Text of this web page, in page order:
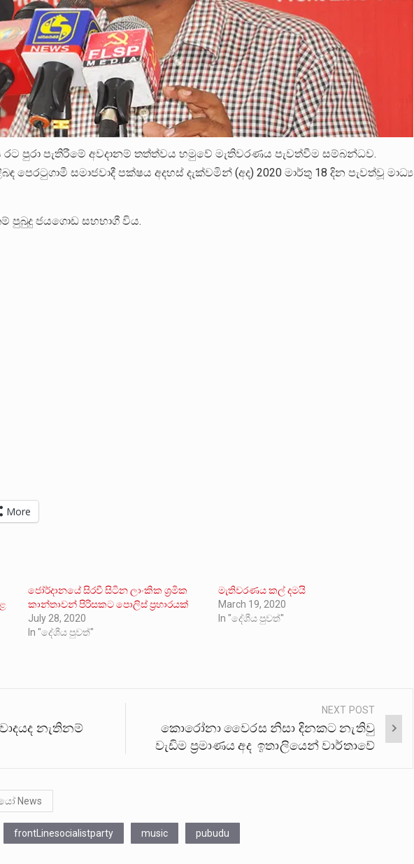
පුරා පැතිරීමේ අවදානම් තත්ත්වය හමුවේ මැතිවරණය පැවත්වීම සම්බන්ධව.
පෙරටුගාමී සමාජවාදී පක්ෂය අදහස් දැක්වමින් (අද) 2020 ‌‌මාර්තු 18 දින පැවත්වූ මාධ්‍ය
පුබුදු ජයගොඩ සහභාගී විය.
More
ජෝර්දානයේ සිරවී සිටින ලාංකික ශ්‍රමික
කාන්තාවන් පිරිසකට පොලිස් ප්‍රහාරයක්
July 28, 2020
In "දේශීය පුවත්"
මැතිවරණය කල් දමයි
March 19, 2020
In "දේශීය පුවත්"
නැතිනම්
NEXT POST
කොරෝනා වෛරස නිසා දිනකට නැතිවු
වැඩිම ප්‍රමාණය අද ඉතාලියෙන් වාර්තාවේ
News
frontLinesocialistparty music pubudu